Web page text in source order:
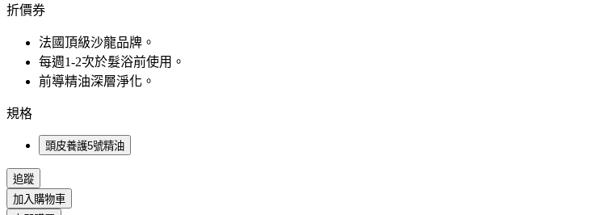
折價券
法國頂級沙龍品牌。
每週1-2次於髮浴前使用。
前導精油深層淨化。
規格
頭皮養護5號精油
追蹤
加入購物車